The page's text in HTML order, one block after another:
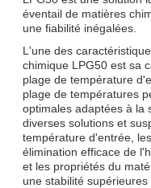
éventail de matières
une fiabilité inégalées.
L'une des
chimique LPG50 est sa
plage de température
plage de températures
optimales adaptées à la
diverses solutions et
température d'entrée,
élimination efficace de
et les propriétés du
une stabilité supérieures